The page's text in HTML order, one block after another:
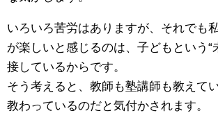
いろいろ苦労はありますが、それでも
が楽しいと感じるのは、子どもという“
接しているからです。
そう考えると、教師も塾講師も教えて
教わっているのだと気付かされます。